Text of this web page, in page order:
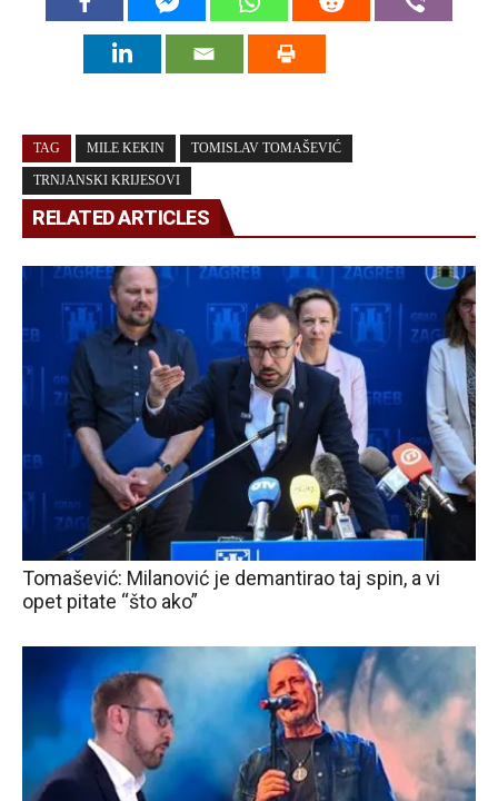
TAG MILE KEKIN TOMISLAV TOMAŠEVIĆ
TRNJANSKI KRIJESOVI
RELATED ARTICLES
Tomašević: Milanović je demantirao taj spin, a vi
opet pitate “što ako”